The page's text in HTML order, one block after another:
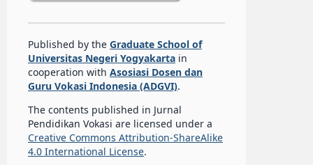
Published by the Graduate School of
Universitas Negeri Yogyakartain
cooperation with Asosiasi Dosen dan
Guru Vokasi Indonesia (ADGVI).
The contents published in Jurnal
Pendidikan Vokasi are licensed under a
Creative Commons Attribution-ShareAlike
4.0 International License.